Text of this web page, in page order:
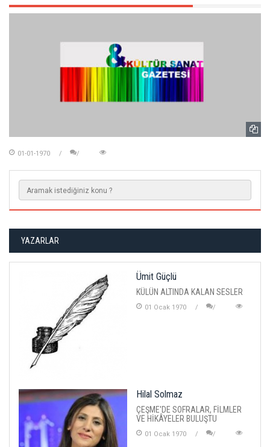
01-01-1970
YAZARLAR
Ümit Güçlü
KÜLÜN ALTINDA KALAN SESLER
01 Ocak 1970
Hilal Solmaz
ÇEŞME'DE SOFRALAR, FİLMLER
VE HİKÂYELER BULUŞTU
01 Ocak 1970